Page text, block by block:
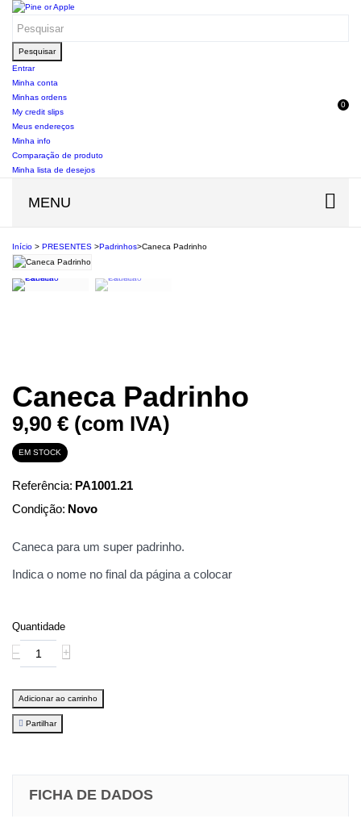
Pesquisar
0
Entrar
Minha conta
Minhas ordens
My credit slips
Meus endereços
Minha info
Comparação de produto
Minha lista de desejos
MENU
Início > PRESENTES >Padrinhos>Caneca Padrinho
Caneca Padrinho
9,90 € (com IVA)
EM STOCK
Referência: PA1001.21
Condição: Novo
Caneca para um super padrinho.
Indica o nome no final da página a colocar
Quantidade
‒ +
Adicionar ao carrinho
Partilhar
FICHA DE DADOS